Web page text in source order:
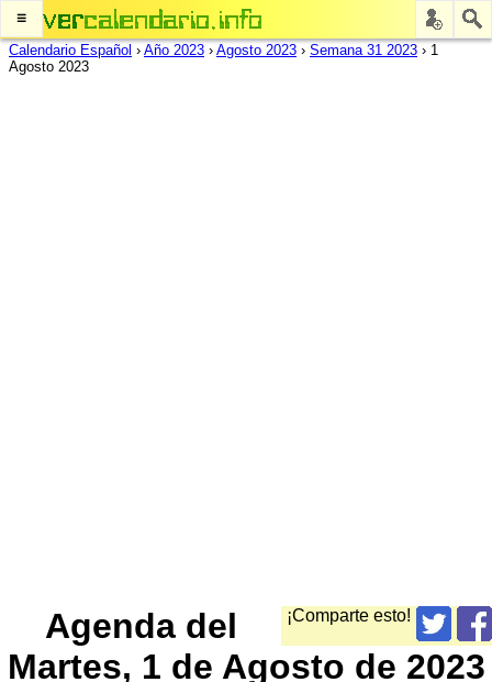
≡
Calendario Español › Año 2023 › Agosto 2023 › Semana 31 2023 › 1
Agosto 2023
¡Comparte esto!
Agenda del
Martes, 1 de Agosto de 2023